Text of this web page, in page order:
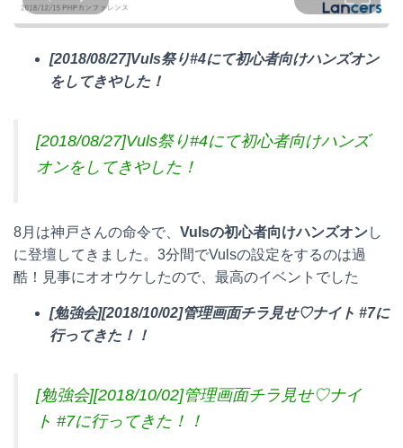
[2018/08/27]Vuls祭り#4にて初心者向けハンズオン
をしてきやした！
[2018/08/27]Vuls祭り#4にて初心者向けハンズ
オンをしてきやした！
8月は神戸さんの命令で、 Vulsの初心者向けハンズオンし
に登壇してきました。3分間でVulsの設定をするのは過
酷！見事にオオウケしたので、最高のイベントでした
[勉強会][2018/10/02]管理画面チラ見せ♡ナイト #7に
行ってきた！！
[勉強会][2018/10/02]管理画面チラ見せ♡ナイ
ト #7に行ってきた！！